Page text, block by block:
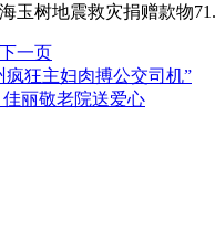
玉树地震救灾捐赠款物
下一页
疯狂主妇肉搏公交司机”
丽敬老院送爱心